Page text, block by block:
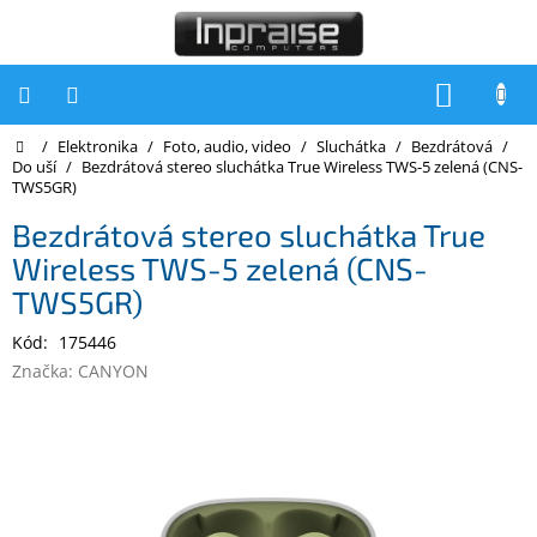
Počítače
Počítače
Notebooky
Tiskárny
Domů
/ Elektronika / Foto, audio, video / Sluchátka / Bezdrátová /
Do uší / Bezdrátová stereo sluchátka True Wireless TWS-5 zelená (CNS-
TWS5GR)
Bezdrátová stereo sluchátka True
Wireless TWS-5 zelená (CNS-
TWS5GR)
Kód: 175446
Značka: CANYON